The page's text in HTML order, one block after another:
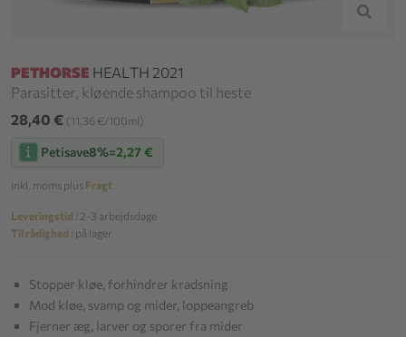
PETHORSE HEALTH 2021
Parasitter, kløende shampoo til heste
28,40 € (11,36 €/100ml)
Petisave8%=2,27 €
inkl. moms plus Fragt
Leveringstid : 2-3 arbejdsdage
Til rådighed : på lager
Stopper kløe, forhindrer kradsning
Mod kløe, svamp og mider, loppeangreb
Fjerner æg, larver og sporer fra mider